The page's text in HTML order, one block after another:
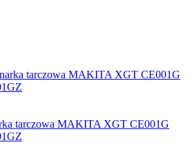
tarczowa MAKITA XGT CE001G